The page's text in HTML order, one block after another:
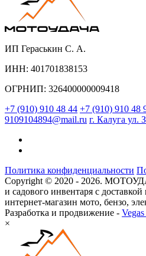
ИП Гераськин С. А.
ИНН: 401701838153
ОГРНИП: 326400000009418
+7 (910) 910 48 44 +7 (910) 910 48
9109104894@mail.ru г. Калуга ул.
Политика конфиденциальности
Copyright © 2020 - 2026.
и садового инвентаря с
интернет-магазин мото, бензо,
Разработка и продвижение -
×